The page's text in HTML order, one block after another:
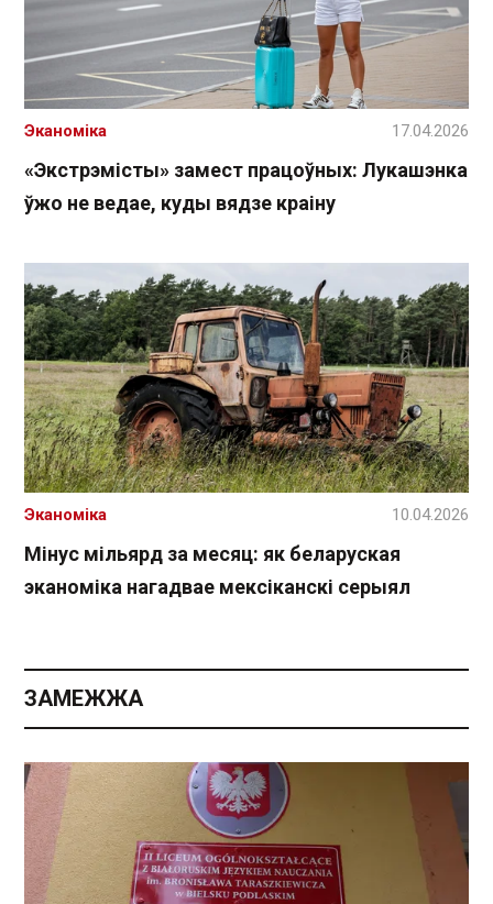
«Экстрэмісты» замест працоўных: Лукашэнка
ўжо не ведае, куды вядзе краіну
Эканоміка 17.04.2026
Мінус мільярд за месяц: як беларуская
эканоміка нагадвае мексіканскі серыял
Эканоміка 10.04.2026
ЗАМЕЖЖА